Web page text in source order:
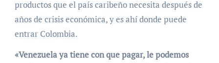
productos que el país caribeño necesita después de
años de crisis económica, y es ahí donde puede
entrar Colombia.
«Venezuela ya tiene con que pagar, le podemos